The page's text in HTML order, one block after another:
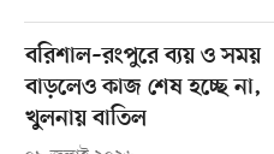
বরিশাল–রংপুরে ব্যয় ও সময়
বাড়লেও কাজ শেষ হচ্ছে না,
খুলনায় বাতিল